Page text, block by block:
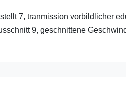
7, tranmission vorbildlicher
9, geschnittene